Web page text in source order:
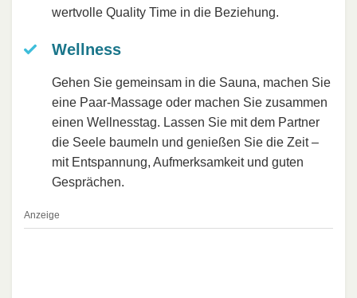
wertvolle Quality Time in die Beziehung.
Wellness
Gehen Sie gemeinsam in die Sauna, machen Sie
eine Paar-Massage oder machen Sie zusammen
einen Wellnesstag. Lassen Sie mit dem Partner
die Seele baumeln und genießen Sie die Zeit –
mit Entspannung, Aufmerksamkeit und guten
Gesprächen.
Anzeige